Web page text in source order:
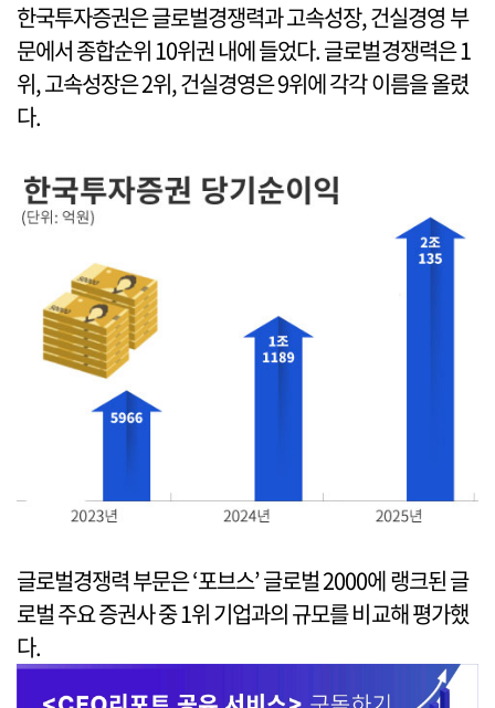
한국투자증권은 글로벌경쟁력과 고속성장, 건실경영 부
문에서 종합순위 10위권 내에 들었다. 글로벌경쟁력은 1
위, 고속성장은 2위, 건실경영은 9위에 각각 이름을 올렸
다.
글로벌경쟁력 부문은 ‘포브스’ 글로벌 2000에 랭크된 글
로벌 주요 증권사 중 1위 기업과의 규모를 비교해 평가했
다.